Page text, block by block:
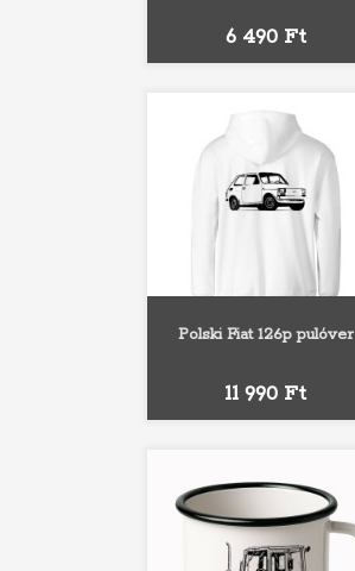
Ár
6 490 Ft
Polski Fiat 126p pulóver
Ár
11 990 Ft